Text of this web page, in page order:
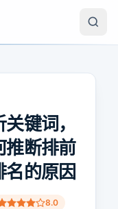
键词，
推断排前
的原因
8.0